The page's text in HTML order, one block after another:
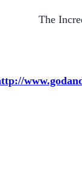
The
http://